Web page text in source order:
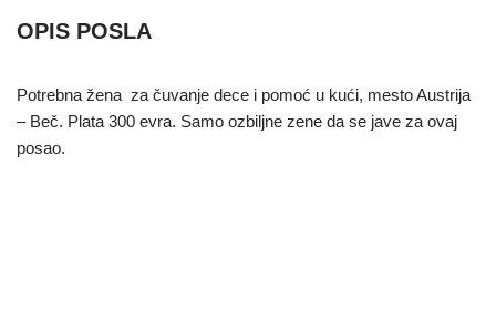
OPIS POSLA
Potrebna žena za čuvanje dece i pomoć u kući, mesto Austrija
– Beč. Plata 300 evra. Samo ozbiljne zene da se jave za ovaj
posao.